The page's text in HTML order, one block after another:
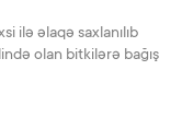
ilə əlaqə saxlanılıb
olan bitkilərə bağış